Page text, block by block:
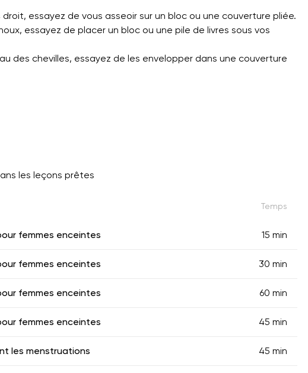
essayez de vous asseoir sur un bloc ou une couverture pliée.
essayez de placer un bloc ou une pile de livres sous vos
des chevilles, essayez de les envelopper dans une couverture
les leçons prêtes
Temps
femmes enceintes 15 min
femmes enceintes 30 min
femmes enceintes 60 min
femmes enceintes 45 min
les menstruations 45 min